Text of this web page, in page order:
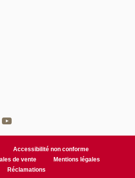
Accessibilité non conforme
de vente
Mentions légales
Réclamations